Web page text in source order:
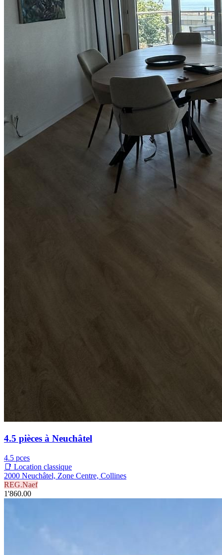
4.5 pièces à Neuchâtel
4.5 pces
📑 Location classique
2000 Neuchâtel, Zone Centre, Collines
REG.Naef
1'860.00